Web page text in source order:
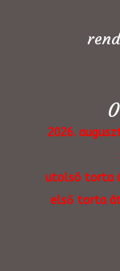
2026.
utolsó torta
első torta